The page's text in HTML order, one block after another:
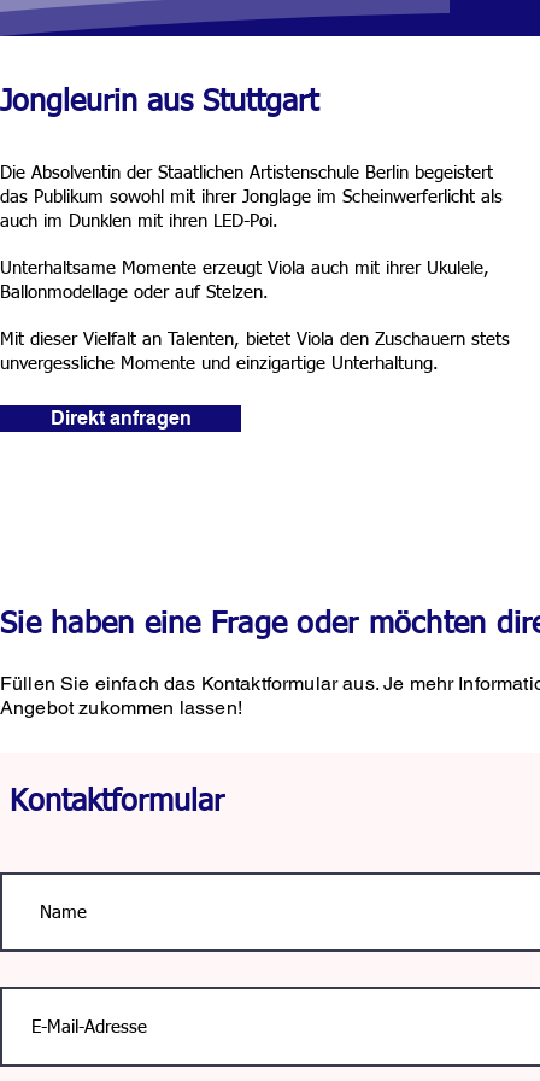
Jongleurin aus Stuttgart
Die Absolventin der Staatlichen Artistenschule Berlin begeistert
das Publikum sowohl mit ihrer Jonglage im Scheinwerferlicht als
auch im Dunklen mit ihren LED-Poi.
Unterhaltsame Momente erzeugt Viola auch mit ihrer Ukulele,
Ballonmodellage oder auf Stelzen.
Mit dieser Vielfalt an Talenten, bietet Viola den Zuschauern stets
unvergessliche Momente und einzigartige Unterhaltung.
Direkt anfragen
Sie haben eine Frage oder möchten
Füllen Sie einfach das Kontaktformular aus. Je mehr
Angebot zukommen lassen!
Kontaktformular